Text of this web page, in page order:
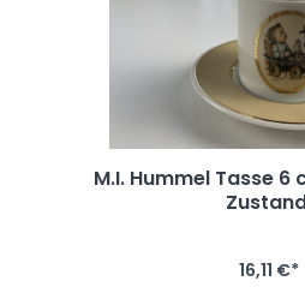
M.I. Hummel Tasse 6
16,11 €*